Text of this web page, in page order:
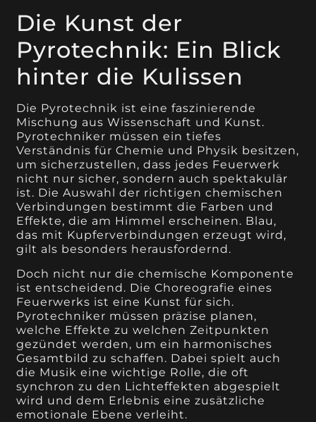
Die Kunst der
Pyrotechnik: Ein Blick
hinter die Kulissen
Die Pyrotechnik ist eine faszinierende
Mischung aus Wissenschaft und Kunst.
Pyrotechniker müssen ein tiefes
Verständnis für Chemie und Physik besitzen,
um sicherzustellen, dass jedes Feuerwerk
nicht nur sicher, sondern auch spektakulär
ist. Die Auswahl der richtigen chemischen
Verbindungen bestimmt die Farben und
Effekte, die am Himmel erscheinen. Blau,
das mit Kupferverbindungen erzeugt wird,
gilt als besonders herausfordernd.
Doch nicht nur die chemische Komponente
ist entscheidend. Die Choreografie eines
Feuerwerks ist eine Kunst für sich.
Pyrotechniker müssen präzise planen,
welche Effekte zu welchen Zeitpunkten
gezündet werden, um ein harmonisches
Gesamtbild zu schaffen. Dabei spielt auch
die Musik eine wichtige Rolle, die oft
synchron zu den Lichteffekten abgespielt
wird und dem Erlebnis eine zusätzliche
emotionale Ebene verleiht.